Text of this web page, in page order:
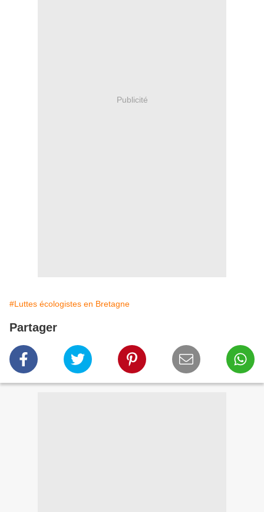
Publicité
#Luttes écologistes en Bretagne
Partager